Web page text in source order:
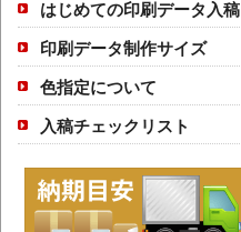
はじめての印刷データ入稿
印刷データ制作サイズ
色指定について
入稿チェックリスト